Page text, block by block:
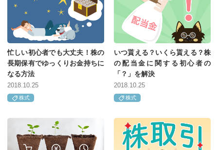
忙しい初心者でも大丈夫！株の
長期保有でゆっくりお金持ちに
なる方法
2018.10.25
株式
いつ貰える？いくら貰える？株
の配当金に関する初心者の
「？」を解決
2018.10.25
株式